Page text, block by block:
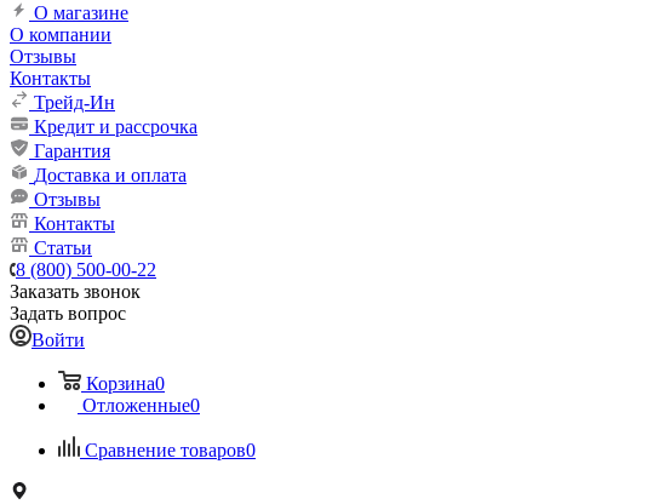
О магазине
О компании
Отзывы
Контакты
Трейд-Ин
Кредит и рассрочка
Гарантия
Доставка и оплата
Отзывы
Контакты
Статьи
8 (800) 500-00-22
Заказать звонок
Задать вопрос
Войти
Корзина0
Отложенные0
Сравнение товаров0